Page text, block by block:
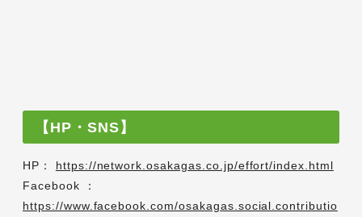
【HP・SNS】
HP： https://network.osakagas.co.jp/effort/index.html
Facebook ：
https://www.facebook.com/osakagas.social.contributio